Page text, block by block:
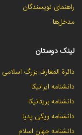
راهنمای نویسندگان
مدخل‌ها
لینک دوستان
دائرة المعارف بزرگ اسلامی
دانشنامه ایرانیکا
دانشنامه بریتانیکا
دانشنامه ویکی پدیا
دانشنامه جهان اسلام